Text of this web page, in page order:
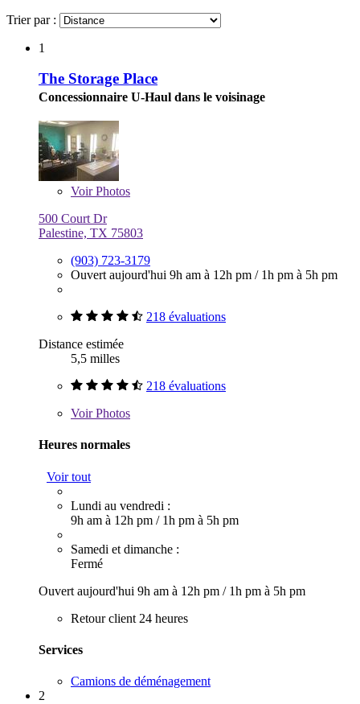
Trier par :
1
The Storage Place
Concessionnaire U-Haul dans le voisinage
VoirPhotos
500 Court Dr
Palestine, TX 75803
(903) 723-3179
Ouvert aujourd'hui 9h am à 12h pm / 1h pm à 5h pm
218 évaluations
Distance estimée
5,5 milles
218 évaluations
VoirPhotos
Heures normales
Voir tout
Lundi au vendredi :
9h am à 12h pm / 1h pm à 5h pm
Samedi et dimanche :
Fermé
Ouvert aujourd'hui 9h am à 12h pm / 1h pm à 5h pm
Retour client 24 heures
Services
Camions de déménagement
2